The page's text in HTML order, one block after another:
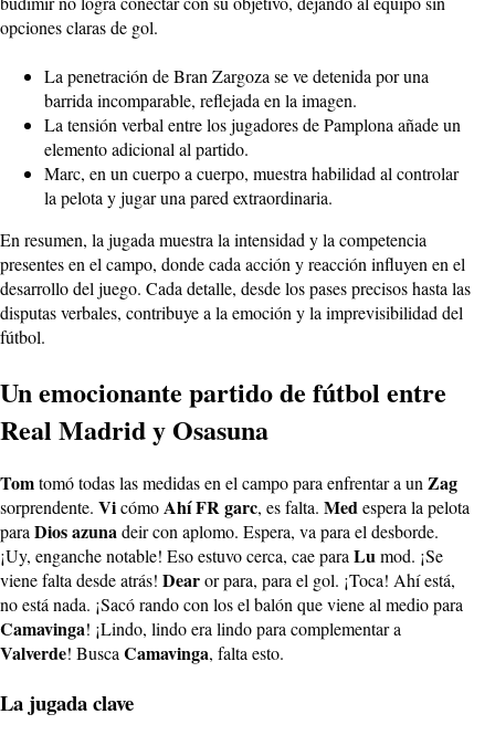
opciones claras de gol.
La penetración de Bran Zargoza se ve detenida por una
barrida incomparable, reflejada en la imagen.
La tensión verbal entre los jugadores de Pamplona añade un
elemento adicional al partido.
Marc, en un cuerpo a cuerpo, muestra habilidad al controlar
la pelota y jugar una pared extraordinaria.
En resumen, la jugada muestra la intensidad y la competencia
presentes en el campo, donde cada acción y reacción influyen en el
desarrollo del juego. Cada detalle, desde los pases precisos hasta las
disputas verbales, contribuye a la emoción y la imprevisibilidad del
fútbol.
Un emocionante partido de fútbol entre
Real Madrid y Osasuna
Tomtomó todas las medidas en el campo para enfrentar a un Zag
sorprendente. Vicómo AhíFR garc, es falta. Med espera la pelota
para Diosazuna deir con aplomo. Espera, va para el desborde.
¡Uy, enganche notable! Eso estuvo cerca, cae para Lu mod. ¡Se
viene falta desde atrás! Dearor para, para el gol. ¡Toca! Ahí está,
no está nada. ¡Sacó rando con los el balón que viene al medio para
Camavinga! ¡Lindo, lindo era lindo para complementar a
Valverde! Busca Camavinga, falta esto.
La jugada clave